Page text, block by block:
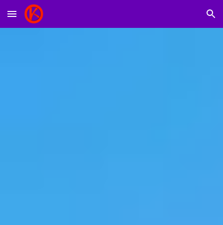
Skip to main content Skip to navigation